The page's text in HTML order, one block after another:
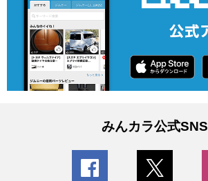
みんカラ公式SNS